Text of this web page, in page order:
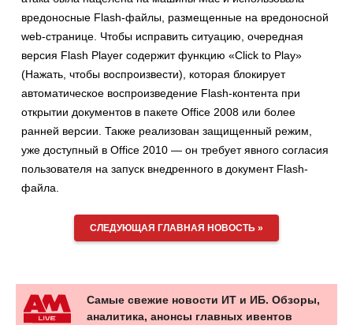
вредоносные Flash-файлы, размещенные на вредоносной
web-странице. Чтобы исправить ситуацию, очередная
версия Flash Player содержит функцию «Click to Play»
(Нажать, чтобы воспроизвести), которая блокирует
автоматическое воспроизведение Flash-контента при
открытии документов в пакете Office 2008 или более
ранней версии. Также реализован защищенный режим,
уже доступный в Office 2010 — он требует явного согласия
пользователя на запуск внедренного в документ Flash-
файла.
СЛЕДУЮЩАЯ ГЛАВНАЯ НОВОСТЬ »
Самые свежие новости ИТ и ИБ. Обзоры,
аналитика, анонсы главных ивентов